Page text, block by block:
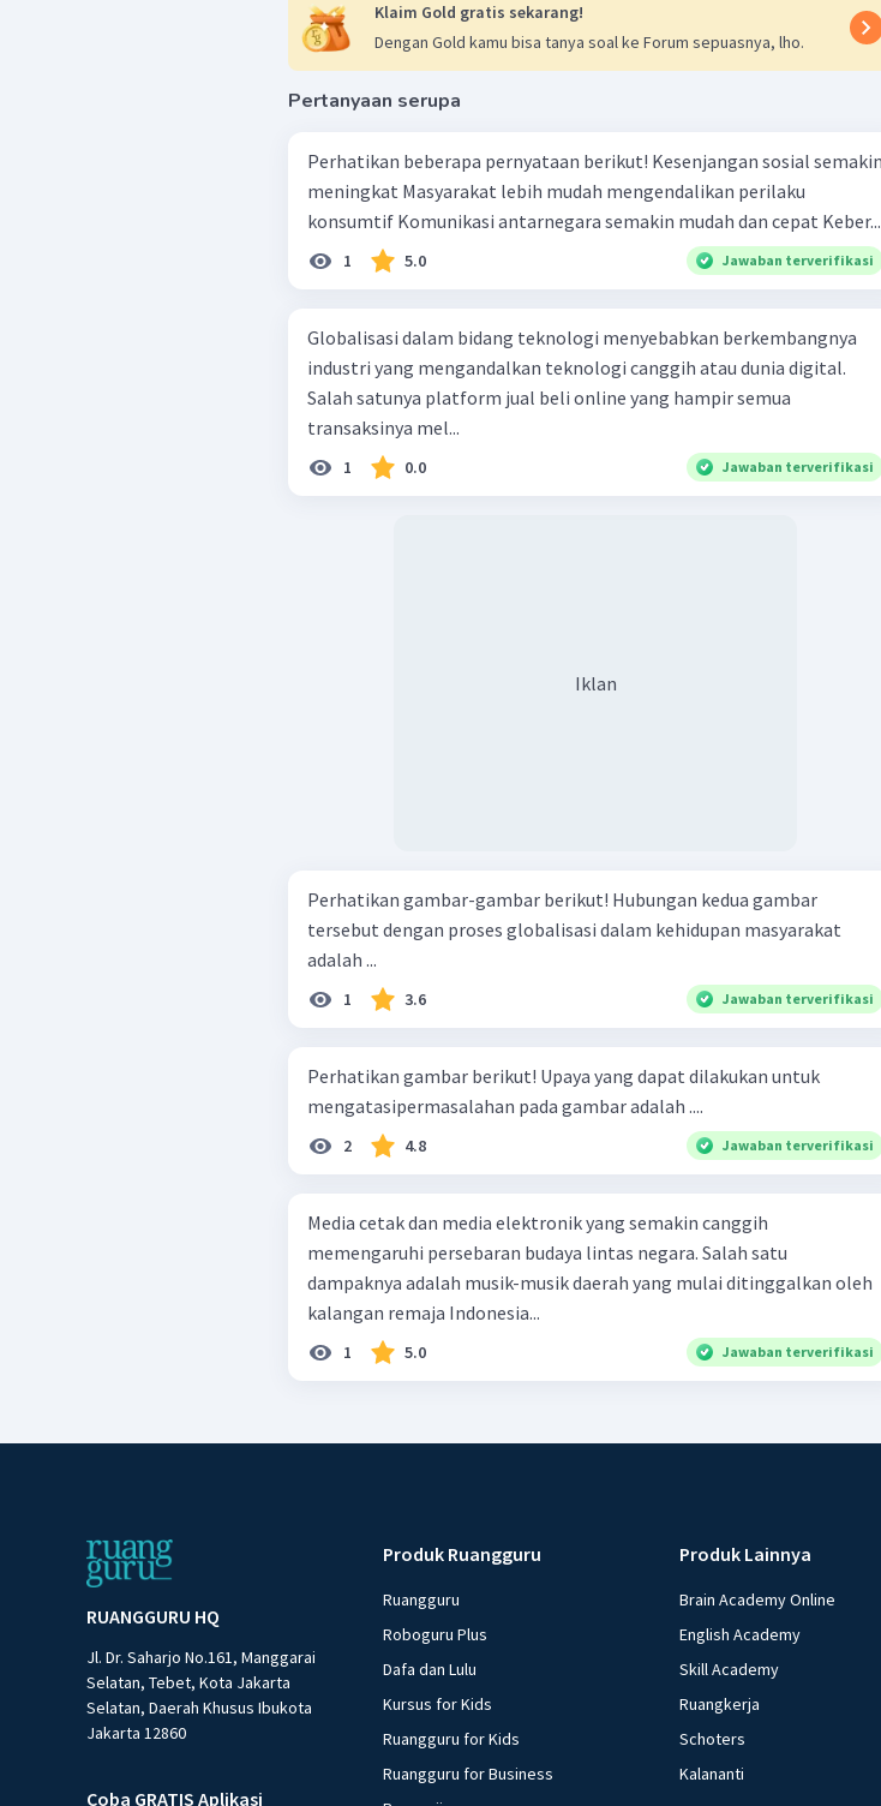
Klaim Gold gratis sekarang!
Dengan Gold kamu bisa tanya soal ke Forum sepuasnya, lho.
Pertanyaan serupa
Perhatikan beberapa pernyataan berikut! Kesenjangan sosial semakin
meningkat Masyarakat lebih mudah mengendalikan perilaku
konsumtif Komunikasi antarnegara semakin mudah dan cepat Keber...
1 5.0 Jawaban terverifikasi
Globalisasi dalam bidang teknologi menyebabkan berkembangnya
industri yang mengandalkan teknologi canggih atau dunia digital.
Salah satunya platform jual beli online yang hampir semua
transaksinya mel...
1 0.0 Jawaban terverifikasi
Iklan
Perhatikan gambar-gambar berikut! Hubungan kedua gambar
tersebut dengan proses globalisasi dalam kehidupan masyarakat
adalah ...
1 3.6 Jawaban terverifikasi
Perhatikan gambar berikut! Upaya yang dapat dilakukan untuk
mengatasipermasalahan pada gambar adalah ....
2 4.8 Jawaban terverifikasi
Media cetak dan media elektronik yang semakin canggih
memengaruhi persebaran budaya lintas negara. Salah satu
dampaknya adalah musik-musik daerah yang mulai ditinggalkan oleh
kalangan remaja Indonesia...
1 5.0 Jawaban terverifikasi
RUANGGURU HQ
Jl. Dr. Saharjo No.161, Manggarai
Selatan, Tebet, Kota Jakarta
Selatan, Daerah Khusus Ibukota
Jakarta 12860
Coba GRATIS Aplikasi
Produk Ruangguru
Ruangguru
Roboguru Plus
Dafa dan Lulu
Kursus for Kids
Ruangguru for Kids
Ruangguru for Business
Produk Lainnya
Brain Academy Online
English Academy
Skill Academy
Ruangkerja
Schoters
Kalananti